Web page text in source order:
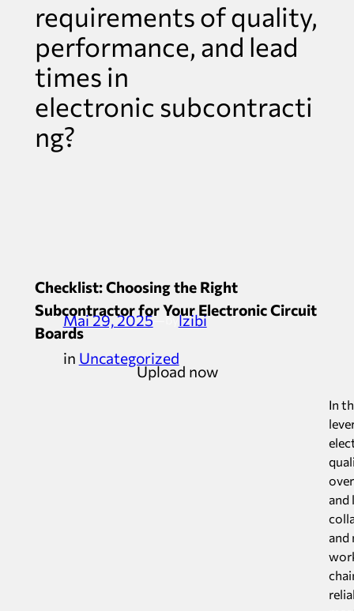
requirements of quality,
performance, and lead
times in
electronic subcontracti
ng?
Mai 29, 2025— bylzibi
in Uncategorized
Checklist: Choosing the Right
Subcontractor for Your Electronic Circuit
Boards
Upload now
In
and
and